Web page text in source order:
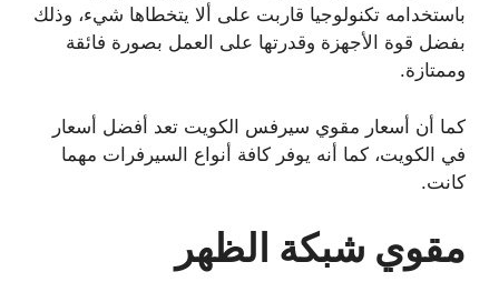
باستخدامه تكنولوجيا قاربت على ألا يتخطاها شيء، وذلك
بفضل قوة الأجهزة وقدرتها على العمل بصورة فائقة
وممتازة.
كما أن أسعار مقوي سيرفس الكويت تعد أفضل أسعار
في الكويت، كما أنه يوفر كافة أنواع السيرفرات مهما
كانت.
مقوي شبكة الظهر